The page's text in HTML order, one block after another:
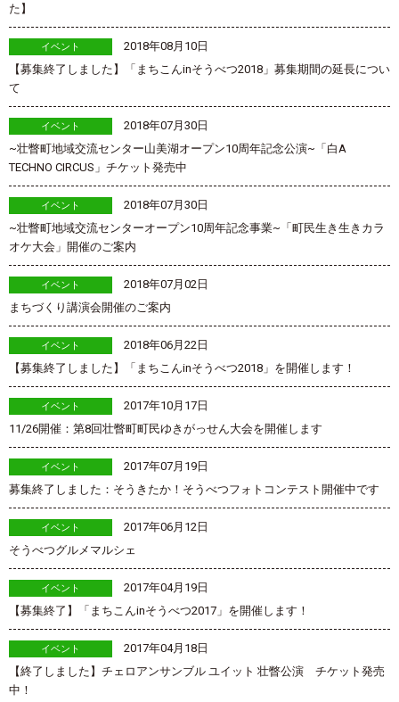
た】
イベント
2018年08月10日
【募集終了しました】「まちこんinそうべつ2018」募集期間の延長につい
て
イベント
2018年07月30日
~壮瞥町地域交流センター山美湖オープン10周年記念公演~「白A
TECHNO CIRCUS」チケット発売中
イベント
2018年07月30日
~壮瞥町地域交流センターオープン10周年記念事業~「町民生き生きカラ
オケ大会」開催のご案内
イベント
2018年07月02日
まちづくり講演会開催のご案内
イベント
2018年06月22日
【募集終了しました】「まちこんinそうべつ2018」を開催します！
イベント
2017年10月17日
11/26開催：第8回壮瞥町町民ゆきがっせん大会を開催します
イベント
2017年07月19日
募集終了しました：そうきたか！そうべつフォトコンテスト開催中です
イベント
2017年06月12日
そうべつグルメマルシェ
イベント
2017年04月19日
【募集終了】「まちこんinそうべつ2017」を開催します！
イベント
2017年04月18日
【終了しました】チェロアンサンブル ユイット 壮瞥公演 チケット発売
中！